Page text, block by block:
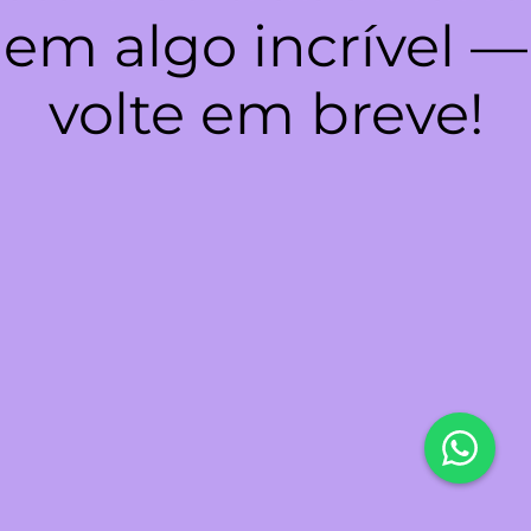
em algo incrível —
volte em breve!